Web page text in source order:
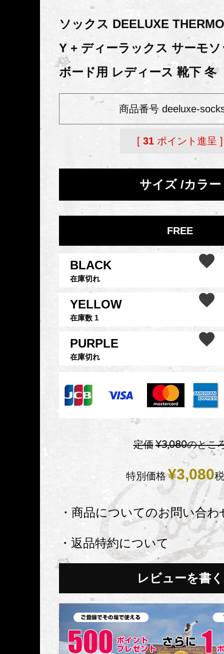
ソックス DEELUXE
Y + ディーラックス サーモ
ボード用 レディース 靴下 冬
商品番号 deeluxe-
[ 31 ポイント進呈 ]
サイズ カラー
FREE
BLACK
在庫切れ
YELLOW
在庫数 1
PURPLE
在庫切れ
定価¥3,080のとこ
特別価格 ¥3,080
・商品についてのお問い合わ
・返品特約について
レビューを書く